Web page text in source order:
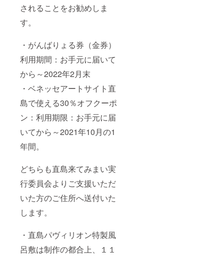
されることをお勧めしま
す。
・がんばりょる券（金券）
利用期間：お手元に届いて
から～2022年2月末
・ベネッセアートサイト直
島で使える30％オフクーポ
ン：利用期限：お手元に届
いてから～2021年10月の1
年間。
どちらも直島来てみまい実
行委員会よりご支援いただ
いた方のご住所へ送付いた
します。
・直島パヴィリオン特製風
呂敷は制作の都合上、１１